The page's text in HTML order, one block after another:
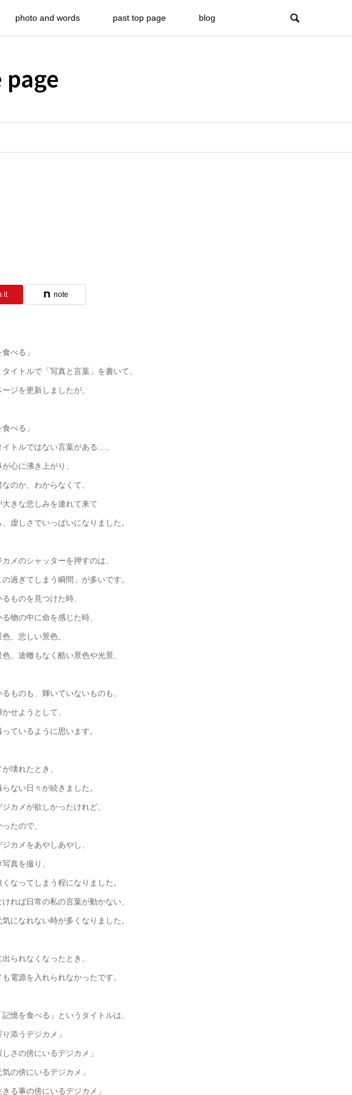
photo and words past top page blog
page
it note
食べる」
タイトルで「写真と言葉」を書いて、
ージを更新しましたが、
食べる」
イトルではない言葉がある…、
心に沸き上がり、
のか、わからなくて、
大きな悲しみを連れて来て
、虚しさでいっぱいになりました。
メのシャッターを押すのは、
の過ぎてしまう瞬間」が多いです。
ものを見つけた時、
物の中に命を感じた時、
、悲しい景色、
、途轍もなく酷い景色や光景、
ものも、輝いていないものも、
せようとして、
ているように思います。
壊れたとき、
ない日々が続きました。
カメが欲しかったけれど、
たので、
カメをあやしあやし、
真を撮り、
なってしまう程になりました。
れば日常の私の言葉が動かない、
気になれない時が多くなりました。
られなくなったとき、
電源を入れられなかったです。
記憶を食べる」というタイトルは、
り添うデジカメ」
しさの傍にいるデジカメ」
気の傍にいるデジカメ」
きる事の傍にいるデジカメ」